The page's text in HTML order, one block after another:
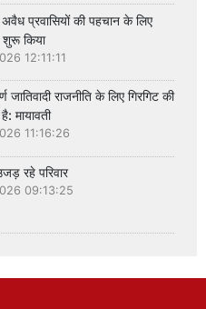
प्रवासियों की पहचान के लिए
किया
12:11:11
जातिवादी राजनीति के लिए गिरगिट की
मायावती
11:16:26
रहे परिवार
09:13:25